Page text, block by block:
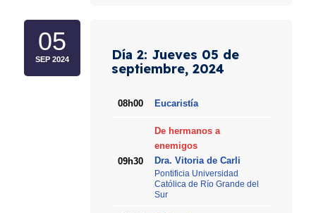
05
SEP 2024
Día 2: Jueves 05 de
septiembre, 2024
08h00 Eucaristía
09h30
De hermanos a
enemigos
Dra. Vitoria de Carli
Pontificia Universidad
Católica de Río Grande del
Sur